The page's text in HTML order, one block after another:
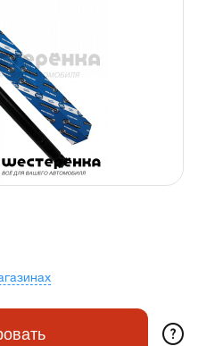
?